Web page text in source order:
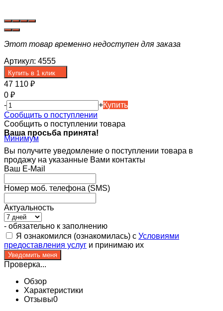
Этот товар временно недоступен для заказа
Артикул: 4555
Купить в 1 клик
47 110 ₽
0 ₽
-
+Купить
Сообщить о поступлении
Сообщить о поступлении товара
Ваша просьба принята!
Вы получите уведомление о поступлении товара в
продажу на указанные Вами контакты
Ваш E-Mail
Номер моб. телефона (SMS)
Актуальность
- обязательно к заполнению
Я ознакомился (ознакомилась) с Условиями
предоставления услуг и принимаю их
Проверка...
Обзор
Характеристики
Отзывы0